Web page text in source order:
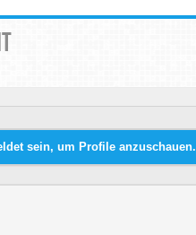
sein, um Profile anzuschauen.